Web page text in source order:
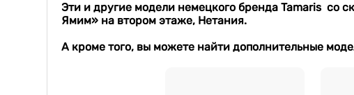
Эти и другие модели немецкого брендаTamaris со
Ямим» на втором этаже, Нетания.
А кроме того, вы можете найти дополнительные